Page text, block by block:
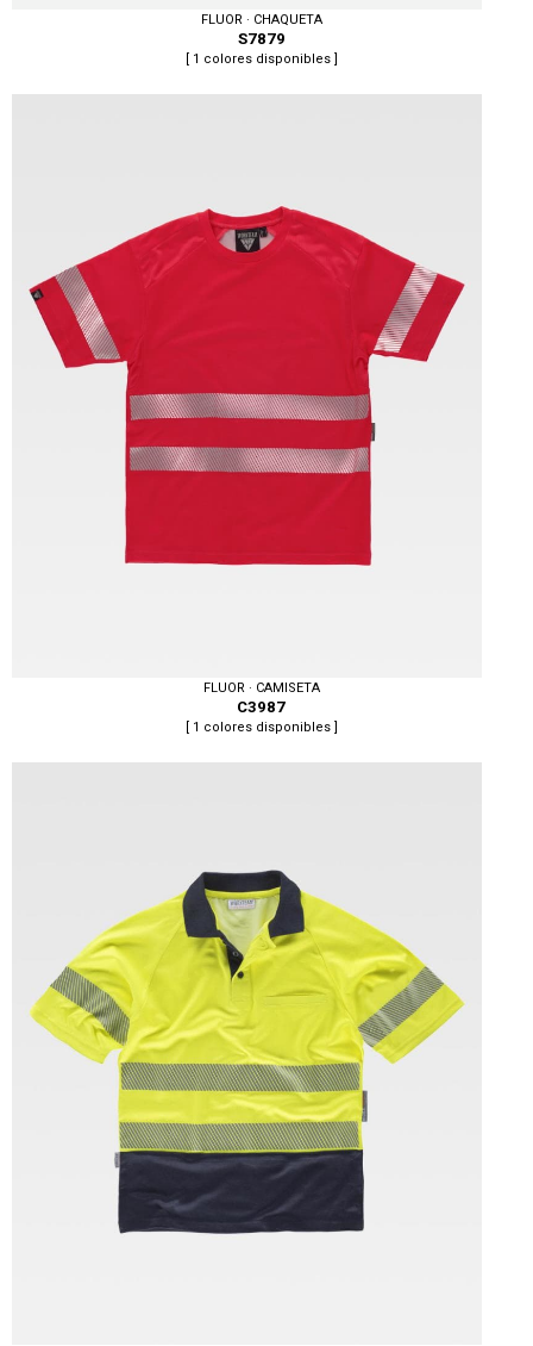
Tallas: S, M, L, XL, XXL, 3XL, 4XL
FLUOR · CHAQUETA
S7879
[ 1 colores disponibles ]
Tallas: S, M, L, XL, XXL, 3XL
FLUOR · CAMISETA
C3987
[ 1 colores disponibles ]